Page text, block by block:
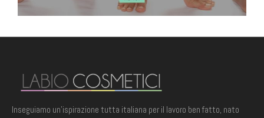
Inseguiamo un'ispirazione tutta italiana per il lavoro ben fatto, nato